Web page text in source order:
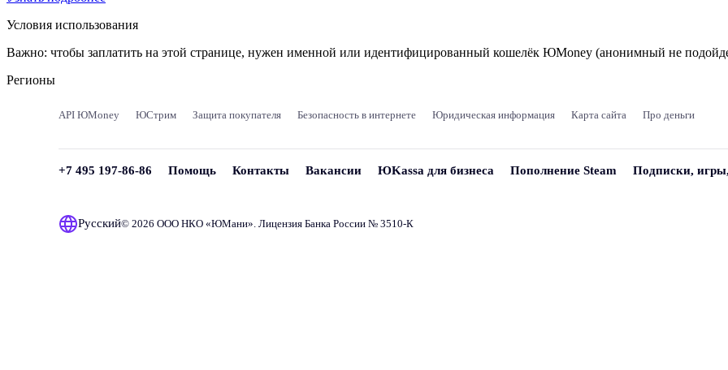
Условия использования
Важно: чтобы заплатить на этой странице, нужен именной или идентифицированный кошелёк ЮMoney (анонимный не
Регионы
API ЮMoney ЮСтрим Защита покупателя Безопасность в интернете Юридическая информация Карта сайта Про деньги
+7 495 197-86-86 Помощь Контакты Вакансии ЮKassa для бизнеса Пополнение Steam Подписки,
Русский© 2026 ООО НКО «ЮМани». Лицензия Банка России № 3510‑К